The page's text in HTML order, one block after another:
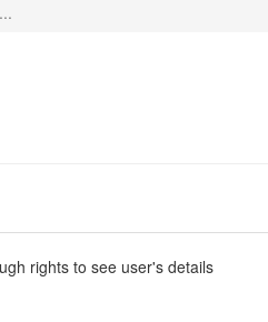
rights to see user's details